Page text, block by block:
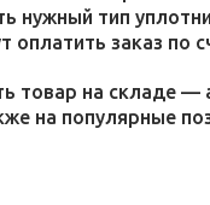
нужный тип
оплатить заказ по
товар на складе —
на популярные